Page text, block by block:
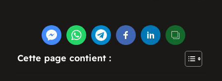
Cette page contient :